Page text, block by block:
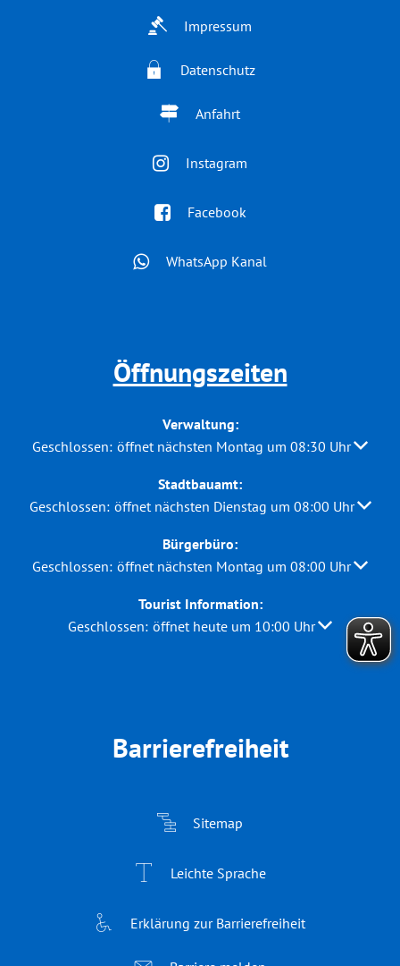
Impressum
Datenschutz
Anfahrt
Instagram
Facebook
WhatsApp Kanal
Öffnungszeiten
Verwaltung:
Klicken, um weitere Öffnungs- oder Schließzeiten
Geschlossen: öffnet nächsten Montag um 08:30 Uhr
Stadtbauamt:
Klicken, um weitere Öffnungs- oder Schließzeiten
Geschlossen: öffnet nächsten Dienstag um 08:00 Uhr
Bürgerbüro:
Klicken, um weitere Öffnungs- oder Schließzeiten
Geschlossen: öffnet nächsten Montag um 08:00 Uhr
Tourist Information:
Klicken, um weitere Öffnungs- oder Schließzeiten
Geschlossen: öffnet heute um 10:00 Uhr
Barrierefreiheit
Sitemap
Leichte Sprache
Erklärung zur Barrierefreiheit